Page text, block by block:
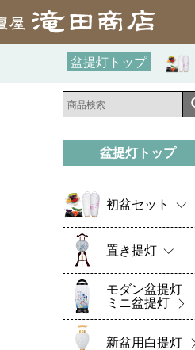
盆提灯トップ
盆提灯トップ
初盆セット
置き提灯
モダン盆提灯
ミニ盆提灯
新盆用白提灯